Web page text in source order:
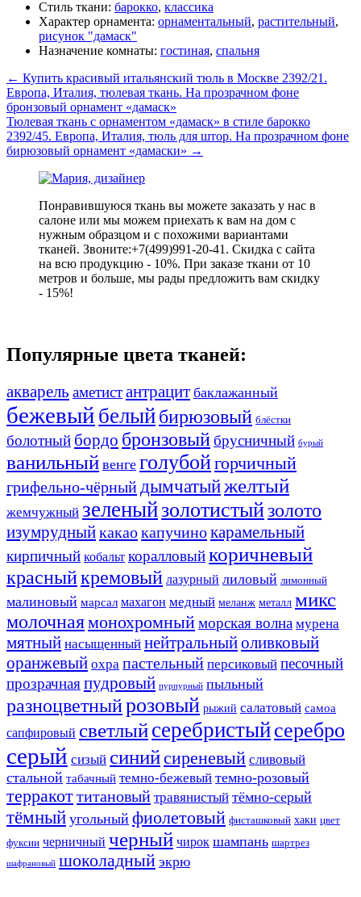
Стиль ткани: барокко, классика
Характер орнамента: орнаментальный, растительный,
рисунок "дамаск"
Назначение комнаты: гостиная, спальня
← Купить красивый итальянский тюль в Москве 2392/21.
Европа, Италия, тюлевая ткань. На прозрачном фоне
бронзовый орнамент «дамаск»
Тюлевая ткань с орнаментом «дамаск» в стиле барокко
2392/45. Европа, Италия, тюль для штор. На прозрачном фоне
бирюзовый орнамент «дамаски» →
Понравившуюся ткань вы можете заказать у нас в
салоне или мы можем приехать к вам на дом с
нужным образцом и с похожими вариантами
тканей. Звоните:+7(499)991-20-41. Скидка с сайта
на всю продукцию - 10%. При заказе ткани от 10
метров и больше, мы рады предложить вам скидку
- 15%!
Популярные цвета тканей:
акварель аметистантрацит баклажанный
бежевый белыйбирюзовый блёстки
болотный бордо бронзовыйбрусничный бурый
ванильный венге голубойгорчичный
грифельно-чёрный дымчатыйжелтый
жемчужный зеленыйзолотистыйзолото
изумрудныйкакаокапучинокарамельный
кирпичный кобальт коралловыйкоричневый
красныйкремовый лазурный лиловый лимонный
малиновый марсал махагон медный меланж металл микс
молочнаямонохромныйморская волна мурена
мятный насыщенный нейтральныйоливковый
оранжевый охра пастельный персиковый песочный
прозрачнаяпудровый пурпурный пыльный
разноцветныйрозовый рыжий салатовый самоа
сапфировый светлыйсеребристыйсеребро
серый сизый синийсиреневый сливовый
стальной табачный темно-бежевый темно-розовый
терракоттитановый травянистый тёмно-серый
тёмный угольный фиолетовый фисташковый хаки цвет
фуксии черничный черный чирок шампань шартрез
шафрановый шоколадный экрю